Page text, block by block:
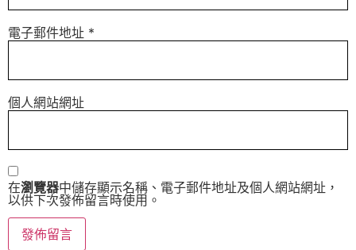
電子郵件地址 *
個人網站網址
在瀏覽器中儲存顯示名稱、電子郵件地址及個人網站網址，
以供下次發佈留言時使用。